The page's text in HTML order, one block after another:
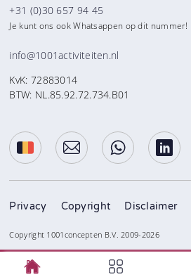
+31 (0)30 657 94 45
Je kunt ons ook Whatsappen op dit nummer!
info@1001activiteiten.nl
KvK: 72883014
BTW: NL.85.92.72.734.B01
Copyright 1001concepten B.V. 2009-2026
Privacy Copyright Disclaimer